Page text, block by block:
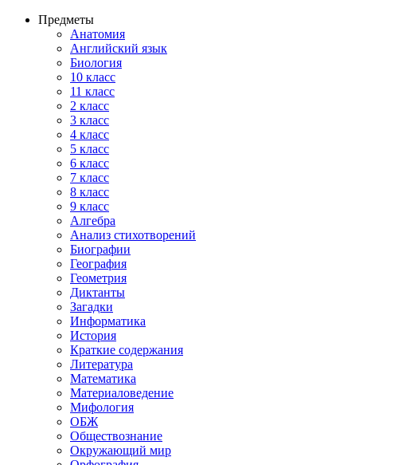
Предметы
Анатомия
Английский язык
Биология
10 класс
11 класс
2 класс
3 класс
4 класс
5 класс
6 класс
7 класс
8 класс
9 класс
Алгебра
Анализ стихотворений
Биографии
География
Геометрия
Диктанты
Загадки
Информатика
История
Краткие содержания
Литература
Математика
Материаловедение
Мифология
ОБЖ
Обществознание
Окружающий мир